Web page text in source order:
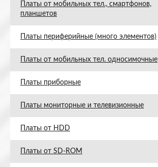
Платы от мобильных тел., смартфонов,
планшетов
Платы периферийные (много элементов)
Платы от мобильных тел. односимочные
Платы приборные
Платы мониторные и телевизионные
Платы от HDD
Платы от SD-ROM